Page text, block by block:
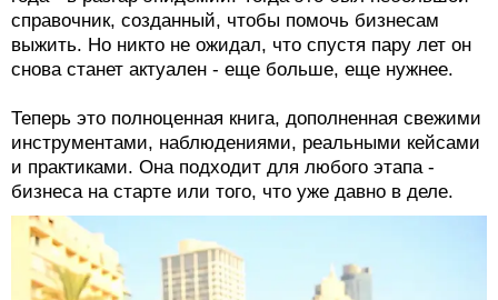
справочник, созданный, чтобы помочь бизнесам
выжить. Но никто не ожидал, что спустя пару лет он
снова станет актуален - еще больше, еще нужнее.
Теперь это полноценная книга, дополненная свежими
инструментами, наблюдениями, реальными кейсами
и практиками. Она подходит для любого этапа -
бизнеса на старте или того, что уже давно в деле.